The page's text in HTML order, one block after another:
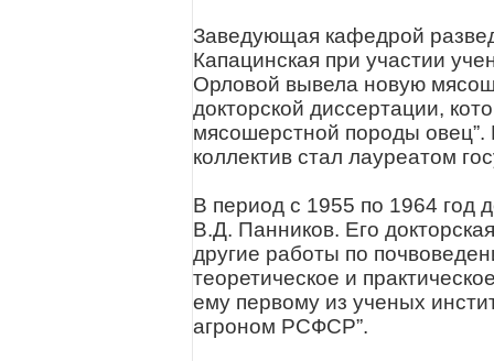
Заведующая кафедрой
Капацинская при участии
Орловой вывела новую
докторской диссертации,
мясошерстной породы
коллектив стал лауреатом
В период с 1955 по 1964 год
В.Д. Панников. Его
другие работы по
теоретическое и
ему первому из ученых
агроном РСФСР”.